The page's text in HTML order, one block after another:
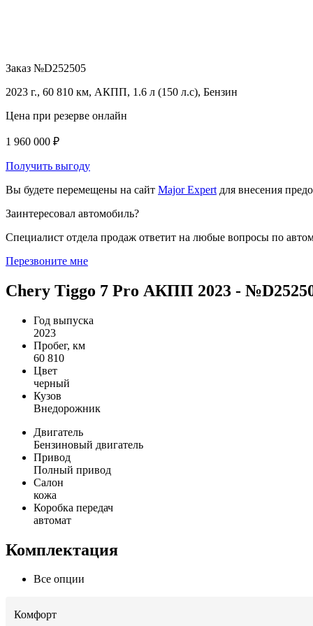
Заказ №D252505
2023 г., 60 810 км, АКПП, 1.6 л (150 л.с), Бензин
Цена при резерве онлайн
1 960 000 ₽
Получить выгоду
Вы будете перемещены на сайт Major Expert для внесения
Заинтересовал автомобиль?
Специалист отдела продаж ответит на любые вопросы по
Перезвоните мне
Chery Tiggo 7 Pro АКПП 2023 -
Год выпуска
2023
Пробег, км
60 810
Цвет
черный
Кузов
Внедорожник
Двигатель
Бензиновый двигатель
Привод
Полный привод
Салон
кожа
Коробка передач
автомат
Комплектация
Все опции
Комфорт